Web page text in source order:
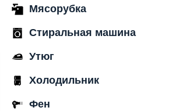
Мясорубка
Стиральная машина
Утюг
Холодильник
Фен